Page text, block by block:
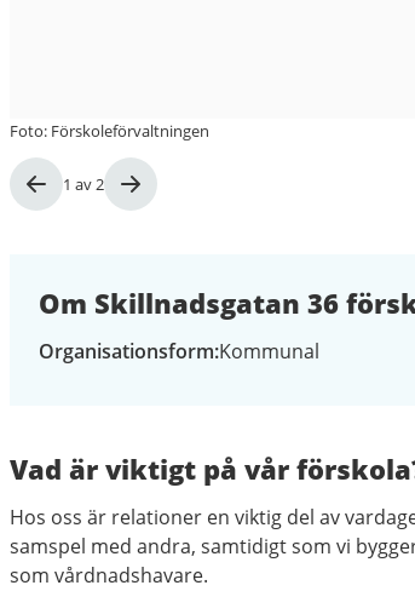
Bild
1 av2
Foto: Förskoleförvaltningen
Om Skillnadsgatan 36
Organisationsform Kommunal
Vad är viktigt på vår
Hos oss är relationer en viktig del av
samspel med andra, samtidigt som vi
som vårdnadshavare.